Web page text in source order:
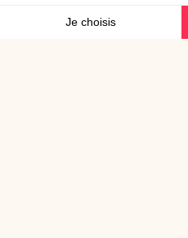
Je choisis